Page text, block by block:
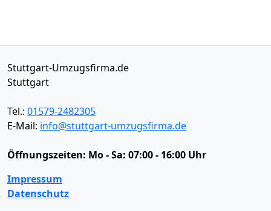
Stuttgart-Umzugsfirma.de
Stuttgart
Tel.: 01579-2482305
E-Mail: info@stuttgart-umzugsfirma.de
Öffnungszeiten: Mo - Sa: 07:00 - 16:00 Uhr
Impressum
Datenschutz